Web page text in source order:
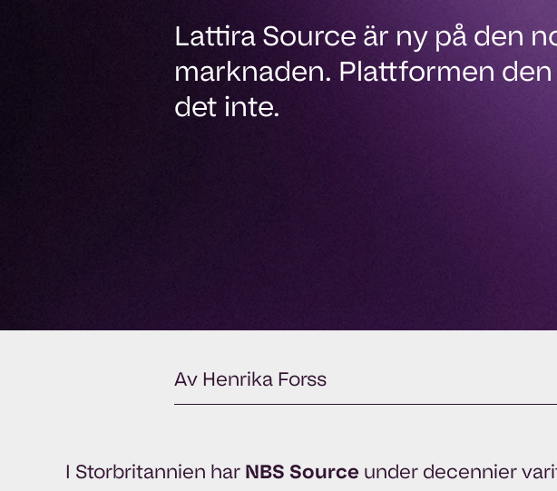
Lattira Source är ny på den
marknaden. Plattformen den
det inte.
Av Henrika Forss
I Storbritannien har NBS Source under decennier